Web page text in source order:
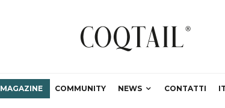
MAGAZINE COMMUNITY NEWS CONTATTI